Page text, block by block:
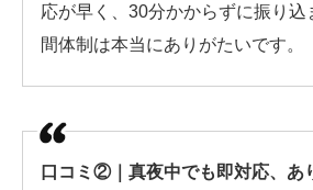
応が早く、30分かからずに振り
間体制は本当にありがたいです。
口コミ②｜真夜中でも即対応、あ